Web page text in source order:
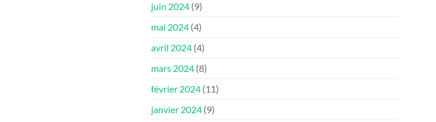
juin 2024 (9)
mai 2024 (4)
avril 2024 (4)
mars 2024 (8)
février 2024 (11)
janvier 2024 (9)